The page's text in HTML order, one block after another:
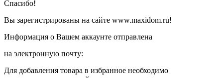
Спасибо!
Вы зарегистрированы на сайте www.maxidom.ru!
Информация о Вашем аккаунте отправлена
на электронную почту:
Для добавления товара в избранное необходимо